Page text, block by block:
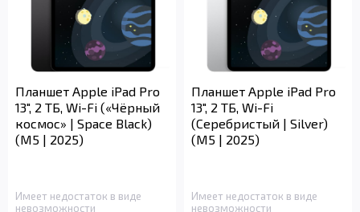
Планшет Apple iPad Pro
13", 2 ТБ, Wi-Fi («Чёрный
космос» | Space Black)
(M5 | 2025)
Имеет недостаток в виде
невозможности
Планшет Apple iPad Pro
13", 2 ТБ, Wi-Fi
(Серебристый | Silver)
(M5 | 2025)
Имеет недостаток в виде
невозможности